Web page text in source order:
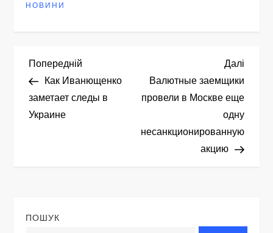
НОВИНИ
Н
а
в
а
Попередній
запис
Попередній
Как Иванющенко
заметает следы в
Украине
запис
Далі
Валютные заемщики
провели в Москве еще
одну
несанкционированную
акцию
ПОШУК